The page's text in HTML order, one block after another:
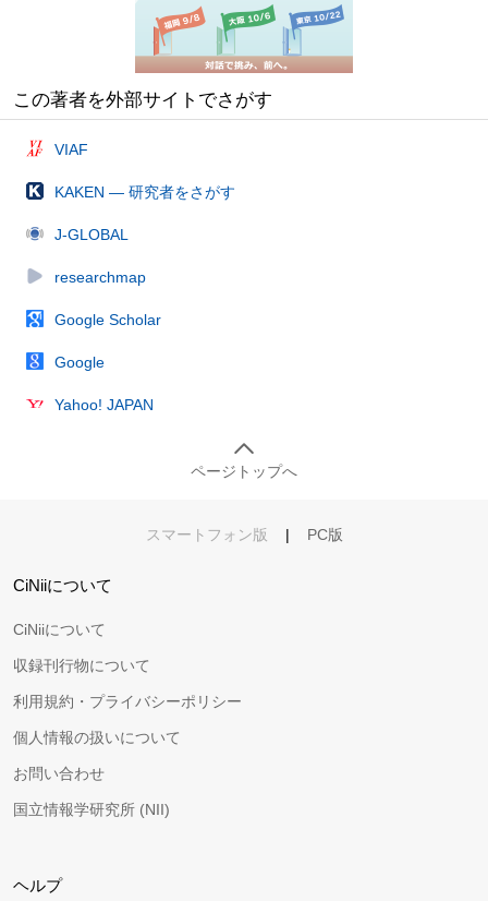
この著者を外部サイトでさがす
VIAF
KAKEN — 研究者をさがす
J-GLOBAL
researchmap
Google Scholar
Google
Yahoo! JAPAN
ページトップへ
スマートフォン版 | PC版
CiNiiについて
CiNiiについて
収録刊行物について
利用規約・プライバシーポリシー
個人情報の扱いについて
お問い合わせ
国立情報学研究所 (NII)
ヘルプ